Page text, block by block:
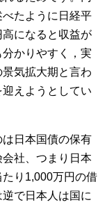
たように日経平
になると収益が
かりやすく，実
気拡大期と言わ
えようとしてい
日本国債の保有
社、つまり日本
り1,000万円の借
で日本人は国に